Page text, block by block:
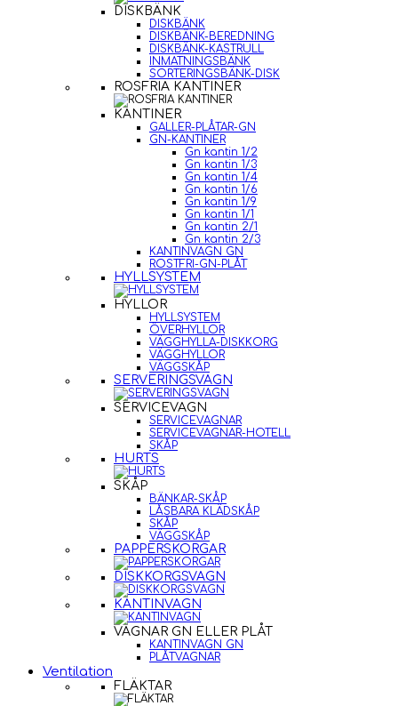
DISKBÄNK
DISKBÄNK
DISKBÄNK-BEREDNING
DISKBÄNK-KASTRULL
INMATNINGSBÄNK
SORTERINGSBÄNK-DISK
ROSFRIA KANTINER
KANTINER
GALLER-PLÅTAR-GN
GN-KANTINER
Gn kantin 1/2
Gn kantin 1/3
Gn kantin 1/4
Gn kantin 1/6
Gn kantin 1/9
Gn kantin 1/1
Gn kantin 2/1
Gn kantin 2/3
KANTINVAGN GN
ROSTFRI-GN-PLÅT
HYLLSYSTEM
HYLLOR
HYLLSYSTEM
ÖVERHYLLOR
VÄGGHYLLA-DISKKORG
VÄGGHYLLOR
VÄGGSKÅP
SERVERINGSVAGN
SERVICEVAGN
SERVICEVAGNAR
SERVICEVAGNAR-HOTELL
SKÅP
HURTS
SKÅP
BÄNKAR-SKÅP
LÅSBARA KLÄDSKÅP
SKÅP
VÄGGSKÅP
PAPPERSKORGAR
DISKKORGSVAGN
KANTINVAGN
VAGNAR GN ELLER PLÅT
KANTINVAGN GN
PLÅTVAGNAR
Ventilation
FLÄKTAR